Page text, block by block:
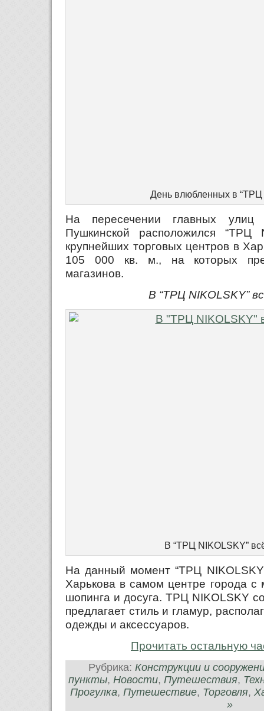
День влюбленных в “ТРЦ
На пересечении главных улиц
Пушкинской расположился
крупнейших торговых центров в
105 000 кв. м., на которых
магазинов.
В “ТРЦ NIKOLSKY”
В “ТРЦ NIKOLSKY”
На данный момент “ТРЦ
Харькова в самом центре города
шопинга и досуга. ТРЦ NIKOLSKY
предлагает стиль и гламур,
одежды и аксессуаров.
Прочитать остальную
Рубрика: Конструкции и
пункты, Новости, Путешествия,
Прогулка, Путешествие, Торговля,
»